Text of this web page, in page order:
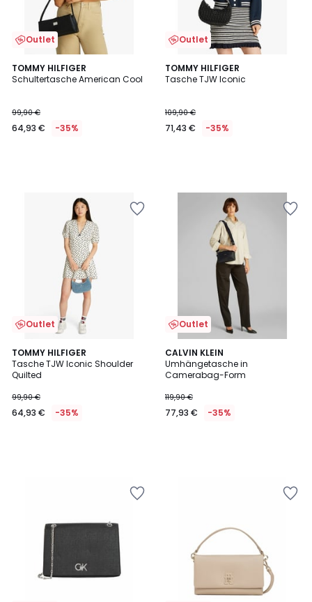
Outlet
TOMMY HILFIGER
Schultertasche American Cool
99,90 €
64,93 € -35%
Outlet
TOMMY HILFIGER
Tasche TJW Iconic
109,90 €
71,43 € -35%
Outlet
TOMMY HILFIGER
Tasche TJW Iconic Shoulder
Quilted
99,90 €
64,93 € -35%
Outlet
CALVIN KLEIN
Umhängetasche in
Camerabag-Form
119,90 €
77,93 € -35%